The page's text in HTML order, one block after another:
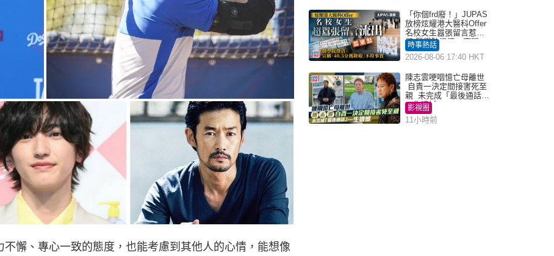
懈、專心一致的態度，也能考慮到其他人的心情，能想像
「你個frd廢！」JUPAS
放榜炫耀港大醫科Offer
名校女生囂張留言惹眾
怒 醫學院澄清：宣稱
「40.5分獲錄取」不符事
實｜Juicy叮
時事熱話
2026-08-06 17:40 HKT
陳志雲哽咽憶亡母離世
自責一決定間接害死至
親 未完成「最後通話」
一生遺憾
影視圈
11小時前